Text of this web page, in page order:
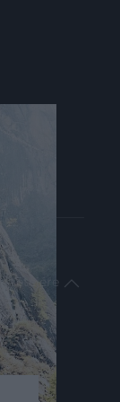
tetejére